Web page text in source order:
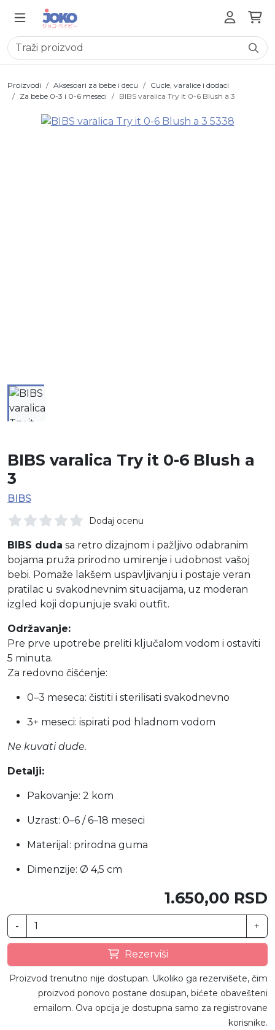
Proizvodi Aksesoari za bebe i decu
Cucle, varalice i dodaci
Za bebe 0-3 i 0-6 meseci
BIBS varalica Try it 0-6 Blush a 3
BIBS varalica Try it 0-6 Blush a
3
BIBS
Dodaj ocenu
BIBS duda sa retro dizajnom i pažljivo odabranim
bojama pruža prirodno umirenje i udobnost vašoj
bebi. Pomaže lakšem uspavljivanju i postaje veran
pratilac u svakodnevnim situacijama, uz moderan
izgled koji dopunjuje svaki outfit.
Održavanje:
Pre prve upotrebe preliti ključalom vodom i ostaviti
5 minuta.
Za redovno čišćenje:
0–3 meseca: čistiti i sterilisati svakodnevno
3+ meseci: ispirati pod hladnom vodom
Ne kuvati dude.
Detalji:
Pakovanje: 2 kom
Uzrast: 0–6 / 6–18 meseci
Materijal: prirodna guma
Dimenzije: Ø 4,5 cm
1.650,00 RSD
- +
Rezerviši
Proizvod trenutno nije dostupan. Ukoliko ga rezervišete, čim
proizvod ponovo postane dosupan, bićete obavešteni
emailom. Ova opcija je dostupna samo za registrovane
korisnike.